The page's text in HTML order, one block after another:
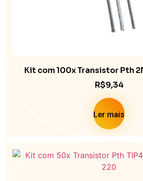
Kit com 100x Transistor Pth
R$9,34
Ler mais